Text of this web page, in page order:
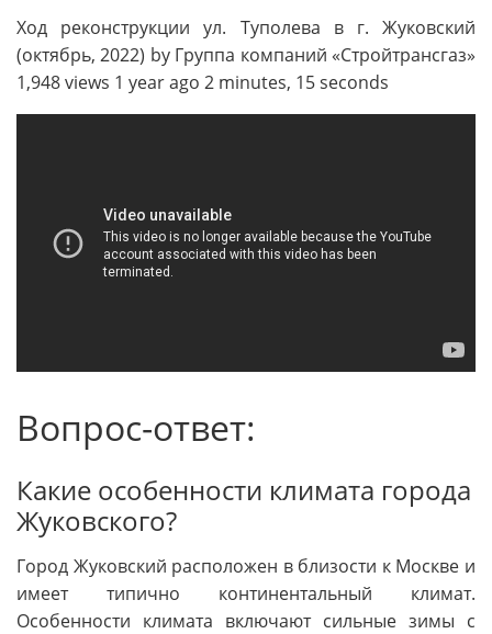
Ход реконструкции ул. Туполева в г. Жуковский
(октябрь, 2022) by Группа компаний «Стройтрансгаз»
1,948 views 1 year ago 2 minutes, 15 seconds
Вопрос-ответ:
Какие особенности климата города
Жуковского?
Город Жуковский расположен в близости к Москве и
имеет типично континентальный климат.
Особенности климата включают сильные зимы с